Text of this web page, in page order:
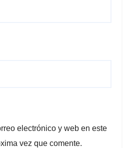
electrónico y web en este
vez que comente.